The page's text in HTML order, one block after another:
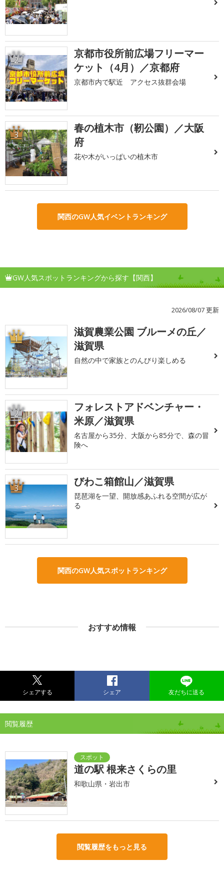
2
京都市役所前広場フリーマー
ケット（4月）／京都府
京都市内で駅近 アクセス抜群会場
3
春の植木市（靭公園）／大阪
府
花や木がいっぱいの植木市
関西のGW人気イベントランキング
GW人気スポットランキングから探す【関西】
2026/08/07 更新
1
滋賀農業公園 ブルーメの丘／
滋賀県
自然の中で家族とのんびり楽しめる
2
フォレストアドベンチャー・
米原／滋賀県
名古屋から35分、大阪から85分で、森の冒
険へ
3 びわこ箱館山／滋賀県
琵琶湖を一望、開放感あふれる空間が広が
る
関西のGW人気スポットランキング
おすすめ情報
シェアする シェア 友だちに送る
閲覧履歴
道の駅 根来さくらの里
和歌山県・岩出市
閲覧履歴をもっと見る